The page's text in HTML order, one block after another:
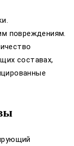
повреждениям.
составах,